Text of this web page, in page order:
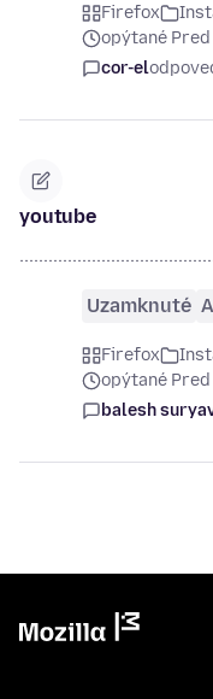
Firefox
opýtané Pred
cor-el
youtube
Uzamknuté
Firefox
opýtané Pred
balesh